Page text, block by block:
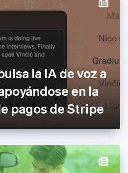
la IA de voz a
en la
pagos de Stripe